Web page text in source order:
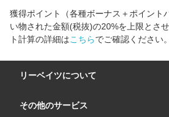
獲得ポイント（各種ボーナス＋ポイント
い物された金額(税抜)の20%を上限とさ
ト計算の詳細はこちらでご確認ください。
リーベイツについて
会社概要
その他のサービス